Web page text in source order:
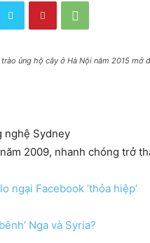
ủng hộ cây ở Hà Nội năm 2015 mở
nghệ Sydney
2009, nhanh chóng trở
ngại Facebook ‘thỏa hiệp’
Nga và Syria?